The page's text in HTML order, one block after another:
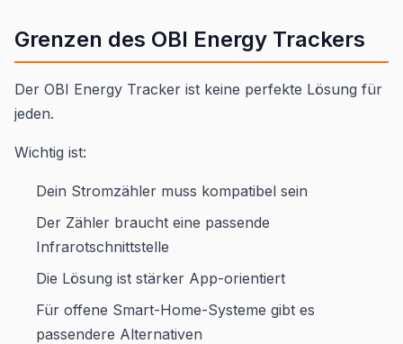
Grenzen des OBI Energy Trackers
Der OBI Energy Tracker ist keine perfekte Lösung für
jeden.
Wichtig ist:
Dein Stromzähler muss kompatibel sein
Der Zähler braucht eine passende
Infrarotschnittstelle
Die Lösung ist stärker App-orientiert
Für offene Smart-Home-Systeme gibt es
passendere Alternativen